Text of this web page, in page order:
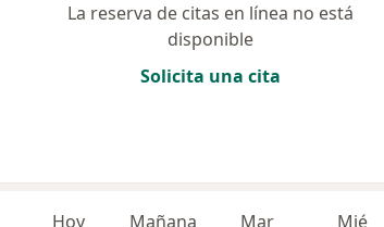
La reserva de citas en línea no está
disponible
Solicita una cita
Hoy Mañana Mar Mié